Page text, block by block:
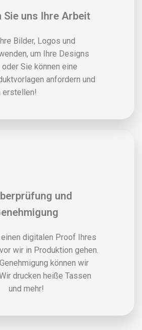
Sie uns Ihre Arbeit
Bilder, Logos und
um Ihre Designs
Sie können eine
anfordern und
erstellen!
und
digitalen Proof Ihres
wir in Produktion gehen.
können wir
drucken heiße Tassen
und mehr!